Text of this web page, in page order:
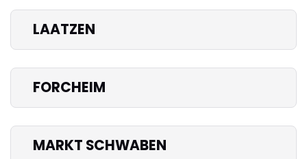
LAATZEN
FORCHEIM
MARKT SCHWABEN